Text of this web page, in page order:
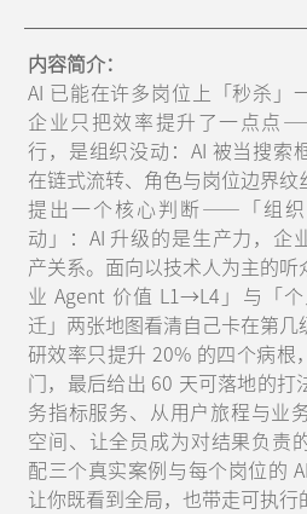
内容简介：
AI 已能在许多岗位上「秒杀」
企业只把效率提升了一点点
行，是组织没动：AI 被当搜索
在链式流转、角色与岗位边界纹
提出一个核心判断——「组织
动」：AI 升级的是生产力，企
产关系。面向以技术人为主的听
业 Agent 价值 L1→L4」与「
迁」两张地图看清自己卡在第几
研效率只提升 20% 的四个病根
门，最后给出 60 天可落地的打
务指标服务、从用户旅程与业
空间、让全员成为对结果负责
配三个真实案例与每个岗位的
让你既看到全局，也带走可执行